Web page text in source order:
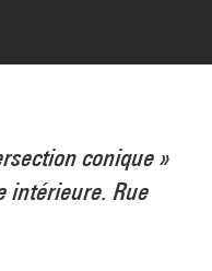
conique »
intérieure. Rue
Joseph Banderet/Dist.